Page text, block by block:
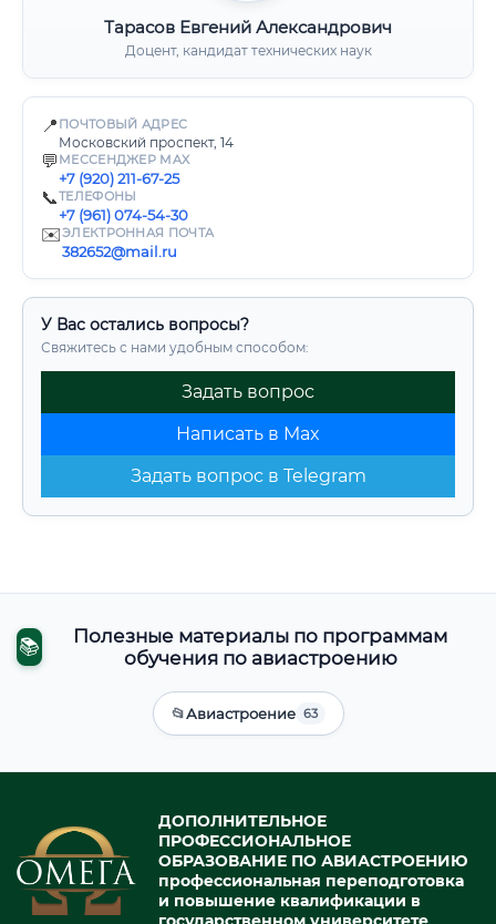
Тарасов Евгений Александрович
Доцент, кандидат технических наук
📍 ПОЧТОВЫЙ АДРЕС
Московский проспект, 14
💬 МЕССЕНДЖЕР MAX
+7 (920) 211-67-25
📞ТЕЛЕФОНЫ
+7 (961) 074-54-30
✉️ЭЛЕКТРОННАЯ ПОЧТА
382652@mail.ru
У Вас остались вопросы?
Свяжитесь с нами удобным способом:
Задать вопрос
Написать в Max
Задать вопрос в Telegram
📚
Полезные материалы по программам
обучения по авиастроению
📂Авиастроение 63
ДОПОЛНИТЕЛЬНОЕ
ПРОФЕССИОНАЛЬНОЕ
ОБРАЗОВАНИЕ ПО АВИАСТРОЕНИЮ
профессиональная переподготовка
и повышение квалификации в